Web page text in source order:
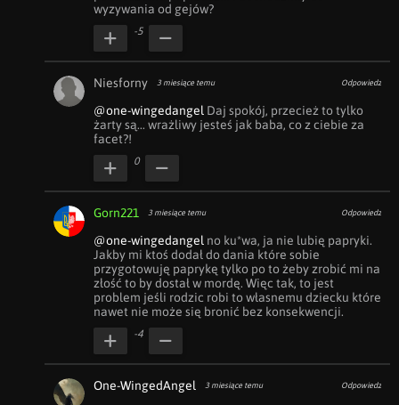
wyzywania od gejów?
-5
Niesforny 3 miesiące temu Odpowiedz
@one-wingedangel Daj spokój, przecież to tylko
żarty są... wrażliwy jesteś jak baba, co z ciebie za
facet?!
0
Gorn221 3 miesiące temu Odpowiedz
@one-wingedangel no ku*wa, ja nie lubię papryki.
Jakby mi ktoś dodał do dania które sobie
przygotowuję paprykę tylko po to żeby zrobić mi na
złość to by dostał w mordę. Więc tak, to jest
problem jeśli rodzic robi to własnemu dziecku które
nawet nie może się bronić bez konsekwencji.
-4
One-WingedAngel 3 miesiące temu Odpowiedz